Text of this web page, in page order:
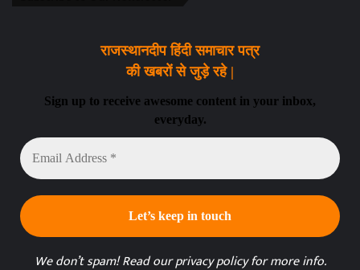
राजस्थानदीप हिंदी समाचार पत्र
की खबरों से जुड़े रहे |
Sign up to receive awesome content in your inbox,
everyday.
Email
Address
*
We don’t spam! Read ourprivacy policyfor more info.